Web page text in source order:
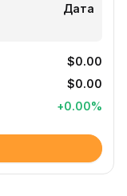
Дата
$0.00
$0.00
+0.00%